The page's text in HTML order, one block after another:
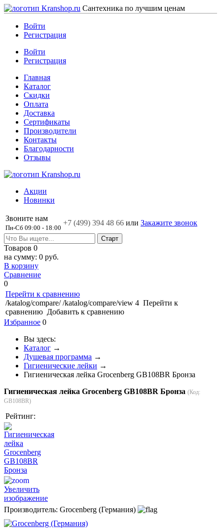
Сантехника по лучшим ценам
Войти
Регистрация
Войти
Регистрация
Главная
Каталог
Скидки
Оплата
Доставка
Сертификаты
Производители
Контакты
Благодарности
Отзывы
Акции
Новинки
Звоните нам
Пн-Сб 09:00 - 18:00
+7 (499) 394 48 66 или Закажите звонок
Товаров 0
на сумму: 0 руб.
В корзину
Сравнение
0
Перейти к сравнению
/katalog/compare/ /katalog/compare/view 4 Перейти к
сравнению Добавить к сравнению
Избранное 0
Вы здесь:
Каталог →
Душевая программа →
Гигиенические лейки →
Гигиеническая лейка Grocenberg GB108BR Бронза
Гигиеническая лейка Grocenberg GB108BR Бронза (Код:
GB108BR)
Рейтинг:
Увеличить
изображение
Производитель: Grocenberg (Германия)